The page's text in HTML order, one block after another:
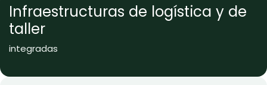
Infraestructuras de logística y de
taller
integradas